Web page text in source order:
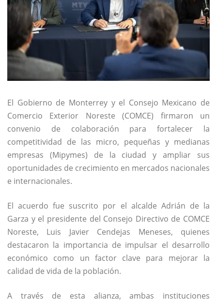
El Gobierno de Monterrey y el Consejo Mexicano de
Comercio Exterior Noreste (COMCE) firmaron un
convenio de colaboración para fortalecer la
competitividad de las micro, pequeñas y medianas
empresas (Mipymes) de la ciudad y ampliar sus
oportunidades de crecimiento en mercados nacionales
e internacionales.
El acuerdo fue suscrito por el alcalde Adrián de la
Garza y el presidente del Consejo Directivo de COMCE
Noreste, Luis Javier Cendejas Meneses, quienes
destacaron la importancia de impulsar el desarrollo
económico como un factor clave para mejorar la
calidad de vida de la población.
A través de esta alianza, ambas instituciones